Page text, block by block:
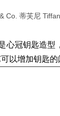
Co. 蒂芙尼
冠钥匙造型
以增加钥匙